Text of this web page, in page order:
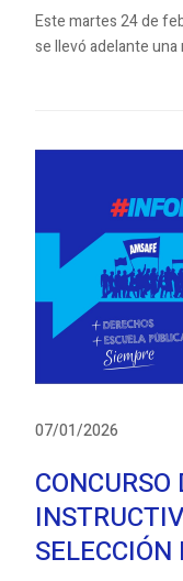
Este martes 24 de
se llevó adelante una
07/01/2026
CONCURSO